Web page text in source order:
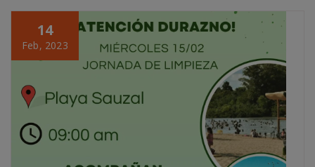
14
Feb, 2023